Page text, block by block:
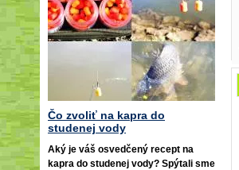
Čo zvoliť na kapra do
studenej vody
Aký je váš osvedčený recept na
kapra do studenej vody? Spýtali sme